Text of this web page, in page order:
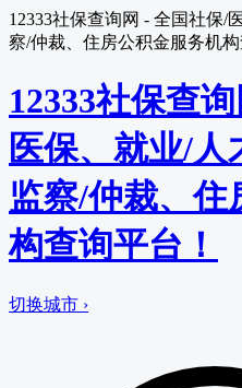
12333社保查询网 - 全国社保/
察/仲裁、住房公积金服务机构
12333社保查
医保、就业/
监察/仲裁、住
构查询平台！
切换城市 ›